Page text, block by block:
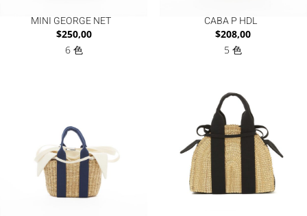
MINI GEORGE NET
$250,00
6 色
CABA P HDL
$208,00
5 色